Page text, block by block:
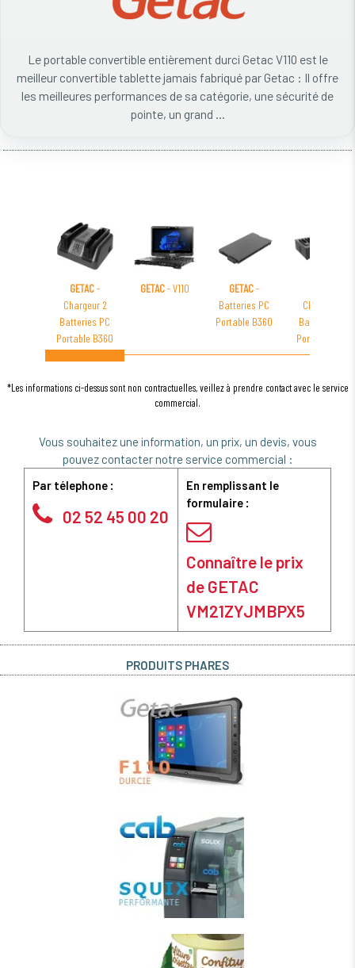
Le portable convertible entièrement durci Getac V110 est le
meilleur convertible tablette jamais fabriqué par Getac : Il offre
les meilleures performances de sa catégorie, une sécurité de
pointe, un grand ...
GETAC-
Chargeur 2
Batteries PC
Portable B360
GETAC- V110 GETAC-
Batteries PC
Portable B360
Chargeur 8
Batteries PC
Portable S410
*Les informations ci-dessus sont non contractuelles, veillez à prendre contact avec le service
commercial.
Vous souhaitez une information, un prix, un devis, vous
pouvez contacter notre service commercial :
Par télephone :
02 52 45 00 20
En remplissant le
formulaire :
Connaître le prix
de GETAC
VM21ZYJMBPX5
PRODUITS PHARES